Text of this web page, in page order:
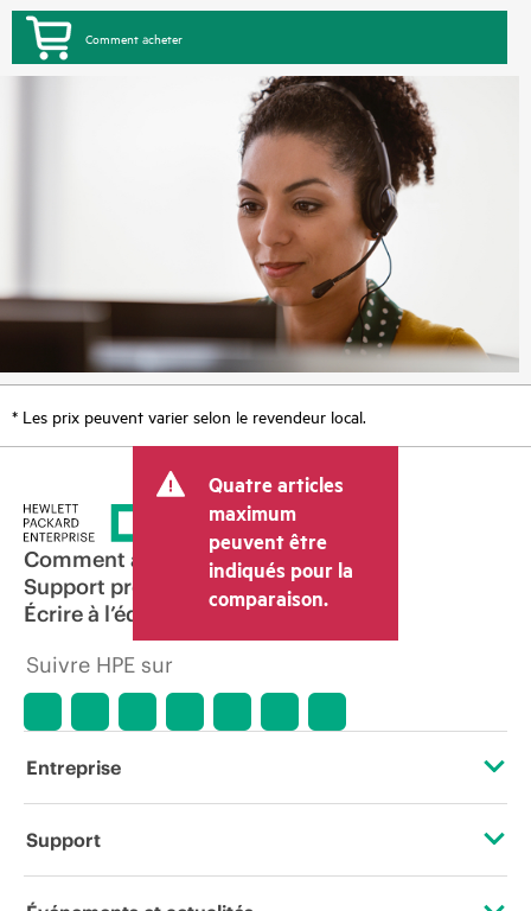
Comment acheter
* Les prix peuvent varier selon le revendeur local.
Quatre articles
maximum
peuvent être
indiqués pour la
comparaison.
Comment acheter
Support produit
Écrire à l’équipe commerciale
Suivre HPE sur
Entreprise
À propos de HPE
Support
Services d’assistance opérationnelle (OSS)